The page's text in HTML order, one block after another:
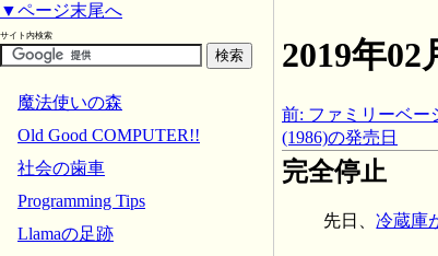
2019年
前: ファミリーベー
(1986)の発売日
完全停止
先日、冷蔵庫
▼ページ末尾へ
サイト内検索
魔法使いの森
Old Good COMPUTER!!
社会の歯車
Programming Tips
Llamaの足跡